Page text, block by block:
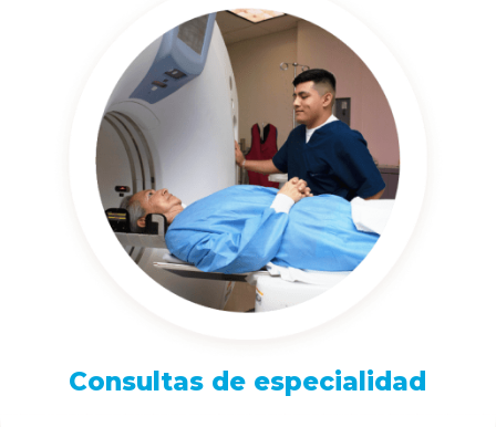
Consultas de especialidad